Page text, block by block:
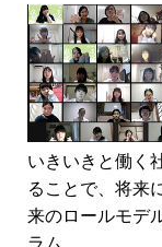
いきいきと働く
ることで、将来
来のロールモデ
ラム